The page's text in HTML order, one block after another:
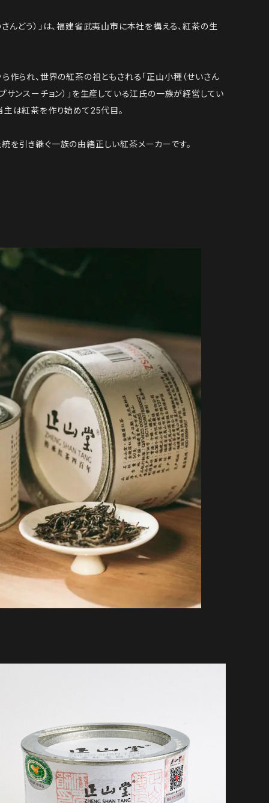
さんどう）」は、福建省武夷山市に本社を構える、紅茶の生
作られ、世界の紅茶の祖ともされる「正山小種（せいさん
プサンスーチョン）」を生産している江氏の一族が経営してい
主は紅茶を作り始めて25代目。
を引き継ぐ一族の由緒正しい紅茶メーカーです。
正山堂・特製銀駿眉 50g缶
¥16,200